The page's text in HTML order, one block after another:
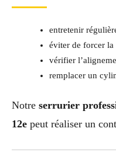
entretenir
éviter de forcer la
vérifier
remplacer un
Notre serrurier
12e peut réaliser un